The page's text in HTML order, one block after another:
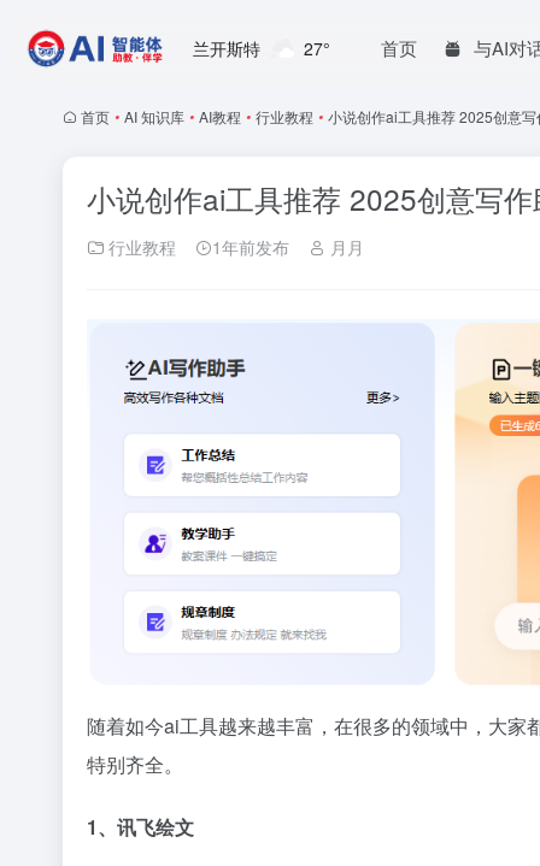
兰开斯特 27° 首页 与AI对
首页 • AI 知识库 • AI教程 • 行业教程 • 小说创作ai工具推荐 2025创意
小说创作ai工具推荐 2025创意写
行业教程 1年前发布 月月
随着如今ai工具越来越丰富，在很多的领域中，大
特别齐全。
1、讯飞绘文